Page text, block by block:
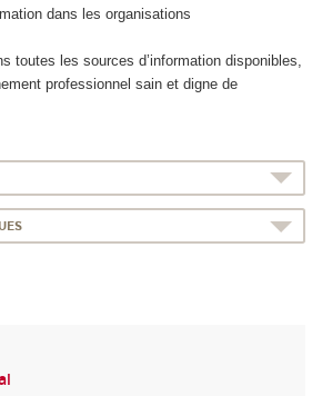
dans les organisations
toutes les sources d’information disponibles,
professionnel sain et digne de